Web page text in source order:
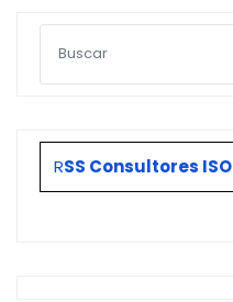
RSS Consultores ISO